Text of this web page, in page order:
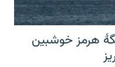
هرمز خوشبین